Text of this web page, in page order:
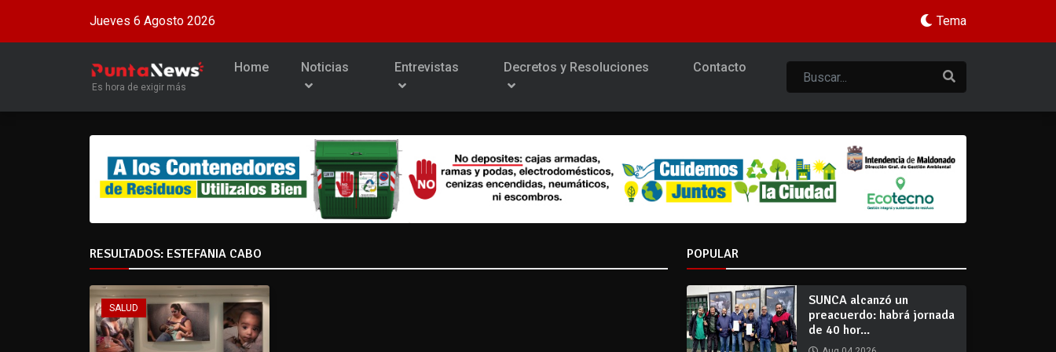
Jueves 6 Agosto 2026 Tema
Es hora de exigir más
Home Noticias Entrevistas Decretos y Resoluciones Contacto
RESULTADOS: ESTEFANIA CABO
SALUD
POPULAR
SUNCA alcanzó un
preacuerdo: habrá jornada
de 40 hor...